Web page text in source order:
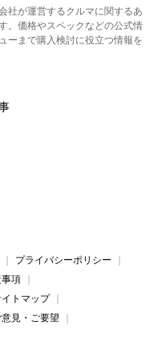
社が運営するクルマに関するあ
。価格やスペックなどの公式情
ーまで購入検討に役立つ情報を
プライバシーポリシー
項
トマップ
意見・ご要望